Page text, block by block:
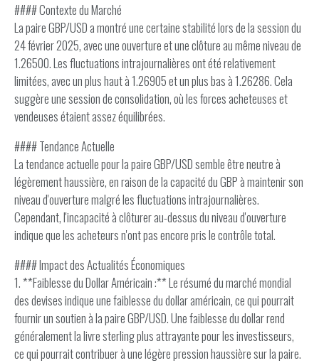
#### Contexte du Marché
La paire GBP/USD a montré une certaine stabilité lors de la session du
24 février 2025, avec une ouverture et une clôture au même niveau de
1.26500. Les fluctuations intrajournalières ont été relativement
limitées, avec un plus haut à 1.26905 et un plus bas à 1.26286. Cela
suggère une session de consolidation, où les forces acheteuses et
vendeuses étaient assez équilibrées.
#### Tendance Actuelle
La tendance actuelle pour la paire GBP/USD semble être neutre à
légèrement haussière, en raison de la capacité du GBP à maintenir son
niveau d'ouverture malgré les fluctuations intrajournalières.
Cependant, l'incapacité à clôturer au-dessus du niveau d'ouverture
indique que les acheteurs n'ont pas encore pris le contrôle total.
#### Impact des Actualités Économiques
1. **Faiblesse du Dollar Américain :** Le résumé du marché mondial
des devises indique une faiblesse du dollar américain, ce qui pourrait
fournir un soutien à la paire GBP/USD. Une faiblesse du dollar rend
généralement la livre sterling plus attrayante pour les investisseurs,
ce qui pourrait contribuer à une légère pression haussière sur la paire.